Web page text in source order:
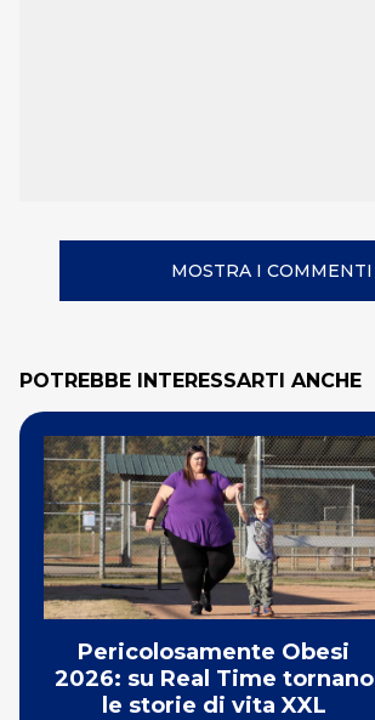
MOSTRA I COMMENTI
POTREBBE INTERESSARTI ANCHE
Pericolosamente Obesi
2026: su Real Time tornano
le storie di vita XXL